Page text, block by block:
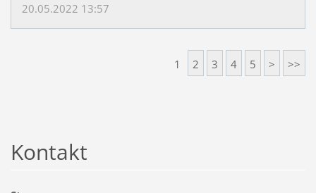
20.05.2022 13:57
1 2 3 4 5 > >>
Kontakt